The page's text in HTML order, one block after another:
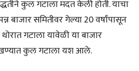
कुल गटाला मदत केली होती. याचा
बाजार समितीवर गेल्या 20 वर्षांपासून
गटाला यावेळी या बाजार
कुल गटाला यश आले.